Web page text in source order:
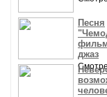
Песня
джаз